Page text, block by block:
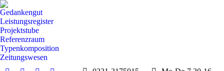
Gedankengut
Leistungsregister
Projektstube
Referenzraum
Typenkomposition
Zeitungswesen